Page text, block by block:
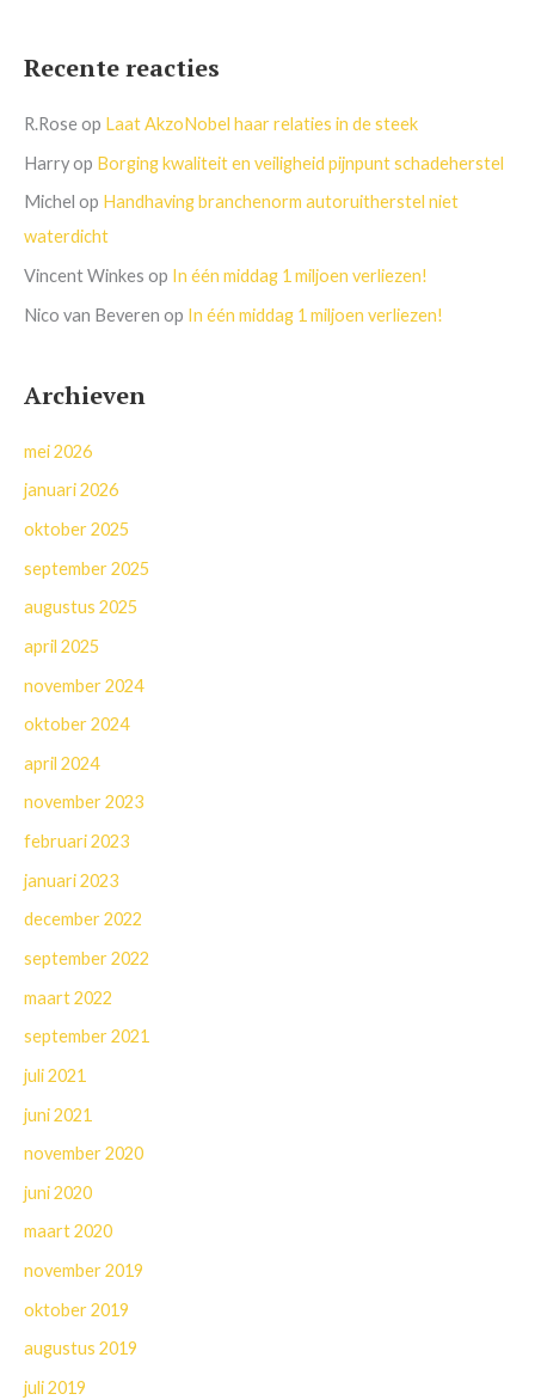
Recente reacties
R.Roseop Laat AkzoNobel haar relaties in de steek
Harryop Borging kwaliteit en veiligheid pijnpunt schadeherstel
Michel op Handhaving branchenorm autoruitherstel niet
waterdicht
Vincent Winkes op In één middag 1 miljoen verliezen!
Nico van Beveren op In één middag 1 miljoen verliezen!
Archieven
mei 2026
januari 2026
oktober 2025
september 2025
augustus 2025
april 2025
november 2024
oktober 2024
april 2024
november 2023
februari 2023
januari 2023
december 2022
september 2022
maart 2022
september 2021
juli 2021
juni 2021
november 2020
juni 2020
maart 2020
november 2019
oktober 2019
augustus 2019
juli 2019